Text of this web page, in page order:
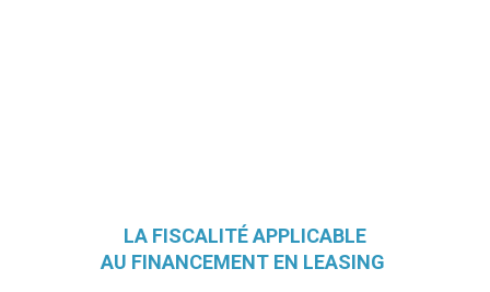
LA FISCALITÉ APPLICABLE
AU FINANCEMENT EN LEASING